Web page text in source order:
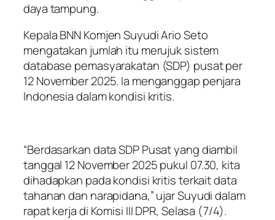
daya tampung.
Kepala BNN Komjen Suyudi Ario Seto
mengatakan jumlah itu merujuk sistem
database pemasyarakatan (SDP) pusat per
12 November 2025. Ia menganggap penjara
Indonesia dalam kondisi kritis.
“Berdasarkan data SDP Pusat yang diambil
tanggal 12 November 2025 pukul 07.30, kita
dihadapkan pada kondisi kritis terkait data
tahanan dan narapidana,” ujar Suyudi dalam
rapat kerja di Komisi III DPR, Selasa (7/4).